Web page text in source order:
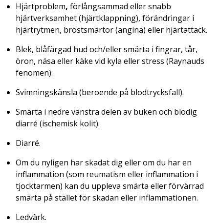
Hjärtproblem, förlångsammad eller snabb
hjärtverksamhet (hjärtklappning), förändringar i
hjärtrytmen, bröstsmärtor(angina) eller hjärtattack.
Blek, blåfärgad hud och/eller smärta i fingrar, tår,
öron, näsa eller käke vid kyla eller stress (Raynauds
fenomen).
Svimningskänsla (beroende på blodtrycksfall).
Smärta i nedre vänstra delen av buken och blodig
diarré (ischemisk kolit).
Diarré.
Om du nyligen har skadat dig eller om du har en
inflammation (som reumatism eller inflammation i
tjocktarmen) kan du uppleva smärta eller förvärrad
smärta på stället för skadan eller inflammationen.
Ledvärk.